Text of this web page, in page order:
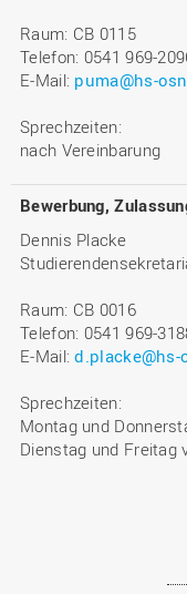
Raum: CB 0115
Telefon: 0541 969-
E-Mail: puma@hs-
Sprechzeiten:
nach Vereinbarung
Bewerbung,
Dennis Placke
Raum: CB 0016
Telefon: 0541 969-
E-Mail:
Sprechzeiten:
Montag und
Dienstag und Freitag